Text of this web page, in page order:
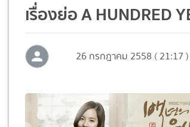
เรื่องย่อ A HUNDRED
26 กรกฎาคม 2558 ( 21:17 )